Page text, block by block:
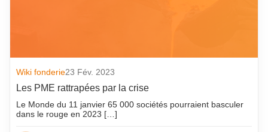
Wiki fonderie23 Fév. 2023
Les PME rattrapées par la crise
Le Monde du 11 janvier 65 000 sociétés pourraient basculer
dans le rouge en 2023 […]